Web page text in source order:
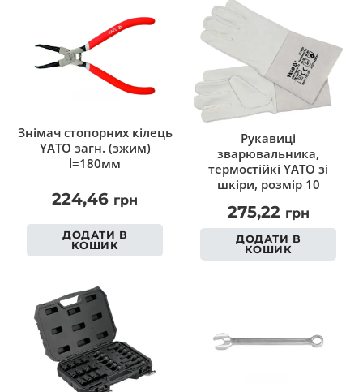
Знімач стопорних кілець
YATO загн. (зжим)
l=180мм
224,46 грн
ДОДАТИ В
КОШИК
Рукавиці
зварювальника,
термостійкі YATO зі
шкіри, розмір 10
275,22 грн
ДОДАТИ В
КОШИК